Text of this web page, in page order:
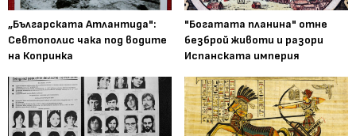
„Българската Атлантида":
Севтополис чака под водите
на Копринка
"Богатата планина" отне
безброй животи и разори
Испанската империя